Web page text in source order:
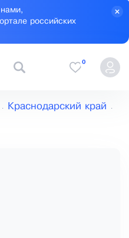
российских
0
Краснодарский край